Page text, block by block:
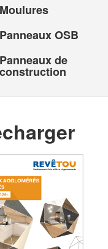
Moulures
Panneaux OSB
Panneaux de
construction